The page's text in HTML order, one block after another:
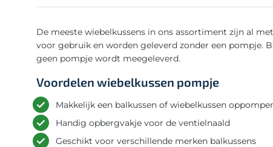
De meeste wiebelkussens in ons assortiment zijn al
voor gebruik en worden geleverd zonder een pompje.
geen pompje wordt meegeleverd.
Voordelen wiebelkussen pompje
Makkelijk een balkussen of wiebelkussen
Handig opbergvakje voor de ventielnaald
Geschikt voor verschillende merken balkussens